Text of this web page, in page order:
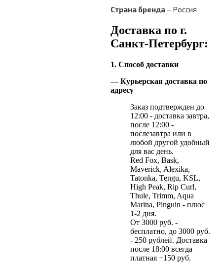
Страна бренда – Россия
Доставка по г.
Санкт-Петербург:
1. Способ доставки
— Курьерская доставка по
адресу
Заказ подтвержден до
12:00 - доставка завтра,
после 12:00 -
послезавтра или в
любой другой удобный
для вас день.
Red Fox, Bask,
Maverick, Alexika,
Tatonka, Tengu, KSL,
High Peak, Rip Curl,
Thule, Trimm, Aqua
Marina, Pinguin - плюс
1-2 дня.
От 3000 руб. -
бесплатно, до 3000 руб.
- 250 рублей. Доставка
после 18:00 всегда
платная +150 руб.